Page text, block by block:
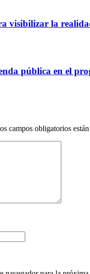
visibilizar la
pública en el
campos obligatorios